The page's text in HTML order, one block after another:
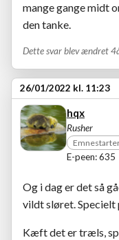
mange gange midt
den tanke.
Dette svar blev ændret
26/01/2022 kl. 11:23
hqx
Rusher
E-peen: 635
Og i dag er det så
vildt sløret. Specielt
Kæft det er træls,